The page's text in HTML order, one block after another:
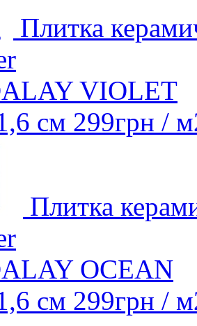
Плитка
VIOLET
см 299грн /
Плитка
OCEAN
см 299грн /